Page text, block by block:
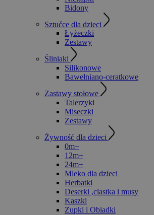
Bidony
Sztućce dla dzieci
Łyżeczki
Zestawy
Śliniaki
Silikonowe
Bawełniano-ceratkowe
Zastawy stołowe
Talerzyki
Miseczki
Zestawy
Żywność dla dzieci
0m+
12m+
24m+
Mleko dla dzieci
Herbatki
Deserki ,ciastka i musy
Kaszki
Zupki i Obiadki